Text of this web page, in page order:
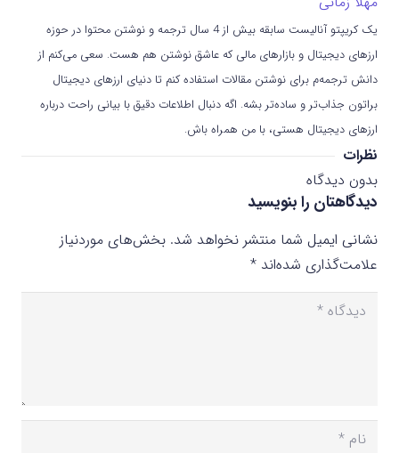
یک کریپتو آنالیست سابقه بیش از 4 سال ترجمه و نوشتن محتوا در حوزه
ارزهای دیجیتال و بازارهای مالی که عاشق نوشتن هم هست. سعی می‌کنم از
دانش ترجمه‌م برای نوشتن مقالات استفاده کنم تا دنیای ارزهای دیجیتال
براتون جذاب‌تر و ساده‌تر بشه. اگه دنبال اطلاعات دقیق با بیانی راحت درباره
ارزهای دیجیتال هستی، با من همراه باش.
نظرات
بدون دیدگاه
دیدگاهتان را بنویسید
نشانی ایمیل شما منتشر نخواهد شد. بخش‌های موردنیاز
علامت‌گذاری شده‌اند *